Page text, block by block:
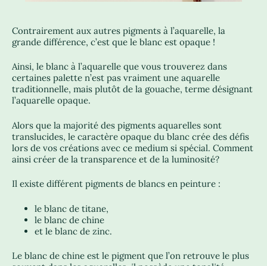
Contrairement aux autres pigments à l’aquarelle, la
grande différence, c’est que le blanc est opaque !
Ainsi, le blanc à l’aquarelle que vous trouverez dans
certaines palette n’est pas vraiment une aquarelle
traditionnelle, mais plutôt de la gouache, terme désignant
l’aquarelle opaque.
Alors que la majorité des pigments aquarelles sont
translucides, le caractère opaque du blanc crée des défis
lors de vos créations avec ce medium si spécial. Comment
ainsi créer de la transparence et de la luminosité?
Il existe différent pigments de blancs en peinture :
le blanc de titane,
le blanc de chine
et le blanc de zinc.
Le blanc de chine est le pigment que l’on retrouve le plus